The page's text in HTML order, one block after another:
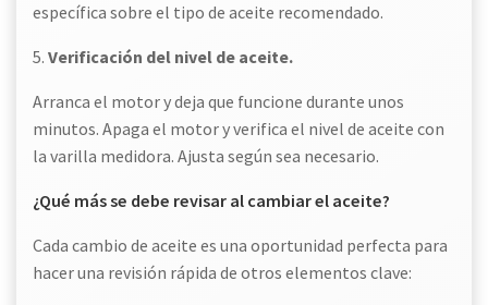
específica sobre el tipo de aceite recomendado.
5. Verificación del nivel de aceite.
Arranca el motor y deja que funcione durante unos
minutos. Apaga el motor y verifica el nivel de aceite con
la varilla medidora. Ajusta según sea necesario.
¿Qué más se debe revisar al cambiar el aceite?
Cada cambio de aceite es una oportunidad perfecta para
hacer una revisión rápida de otros elementos clave: